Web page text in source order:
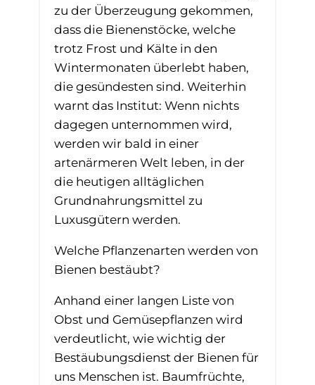
zu der Überzeugung gekommen,
dass die Bienenstöcke, welche
trotz Frost und Kälte in den
Wintermonaten überlebt haben,
die gesündesten sind. Weiterhin
warnt das Institut: Wenn nichts
dagegen unternommen wird,
werden wir bald in einer
artenärmeren Welt leben, in der
die heutigen alltäglichen
Grundnahrungsmittel zu
Luxusgütern werden.
Welche Pflanzenarten werden von
Bienen bestäubt?
Anhand einer langen Liste von
Obst und Gemüsepflanzen wird
verdeutlicht, wie wichtig der
Bestäubungsdienst der Bienen für
uns Menschen ist. Baumfrüchte,